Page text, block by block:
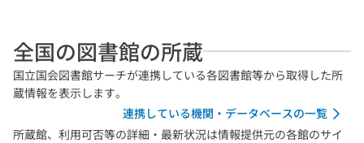
全国の図書館の所蔵
国立国会図書館サーチが連携している各図書館等から取得した所
蔵情報を表示します。
連携している機関・データベースの一覧
所蔵館、利用可否等の詳細・最新状況は情報提供元の各館のサイ